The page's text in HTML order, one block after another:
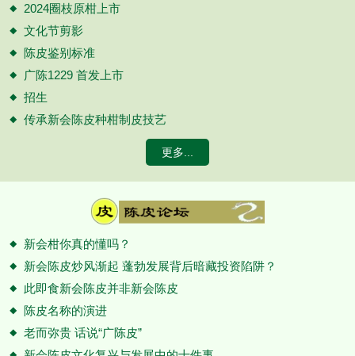
2024圈枝原柑上市
文化节剪影
陈皮鉴别标准
广陈1229 首发上市
招生
传承新会陈皮种柑制皮技艺
更多...
新会柑你真的懂吗？
新会陈皮炒风渐起 蓬勃发展背后暗藏投资陷阱？
此即食新会陈皮并非新会陈皮
陈皮名称的演进
老而弥贵 话说“广陈皮”